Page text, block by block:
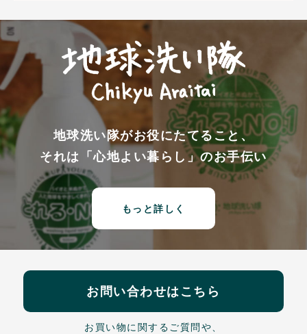
地球洗い隊がお役にたてること、
それは「心地よい暮らし」のお手伝い
もっと詳しく
お問い合わせはこちら
お買い物に関するご質問や、